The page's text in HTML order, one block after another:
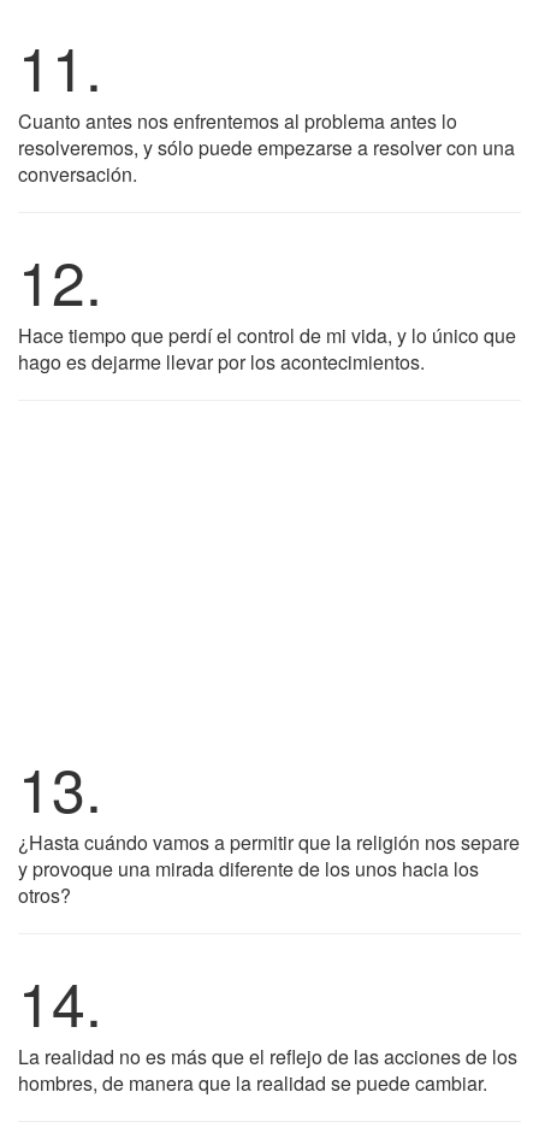
11.
Cuanto antes nos enfrentemos al problema antes lo
resolveremos, y sólo puede empezarse a resolver con una
conversación.
12.
Hace tiempo que perdí el control de mi vida, y lo único que
hago es dejarme llevar por los acontecimientos.
13.
¿Hasta cuándo vamos a permitir que la religión nos separe
y provoque una mirada diferente de los unos hacia los
otros?
14.
La realidad no es más que el reflejo de las acciones de los
hombres, de manera que la realidad se puede cambiar.